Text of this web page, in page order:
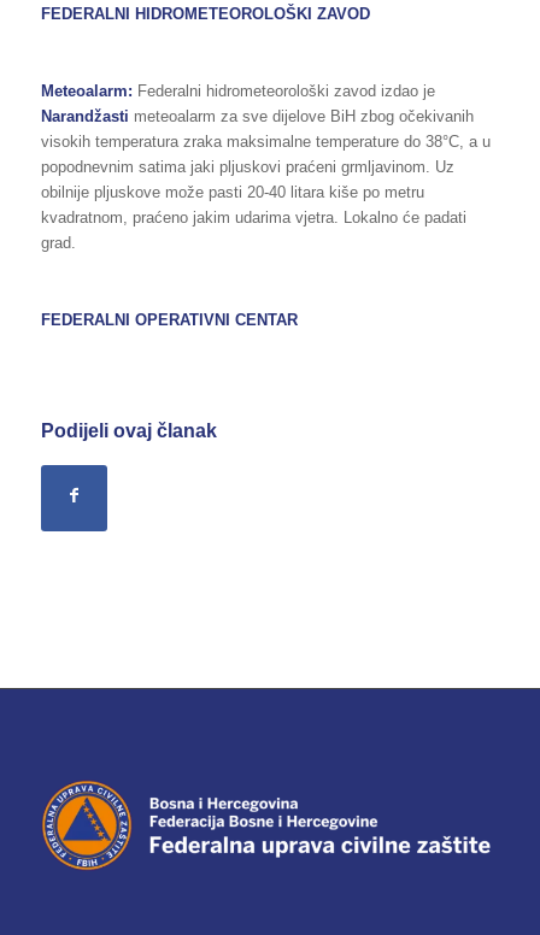
FEDERALNI HIDROMETEOROLOŠKI ZAVOD
Meteoalarm: Federalni hidrometeorološki zavod izdao je
Narandžasti meteoalarm za sve dijelove BiH zbog očekivanih
visokih temperatura zraka maksimalne temperature do 38°С, a u
popodnevnim satima jaki pljuskovi praćeni grmljavinom. Uz
obilnije pljuskove može pasti 20-40 litara kiše po metru
kvadratnom, praćeno jakim udarima vjetra. Lokalno će padati
grad.
FEDERALNI OPERATIVNI CENTAR
Podijeli ovaj članak